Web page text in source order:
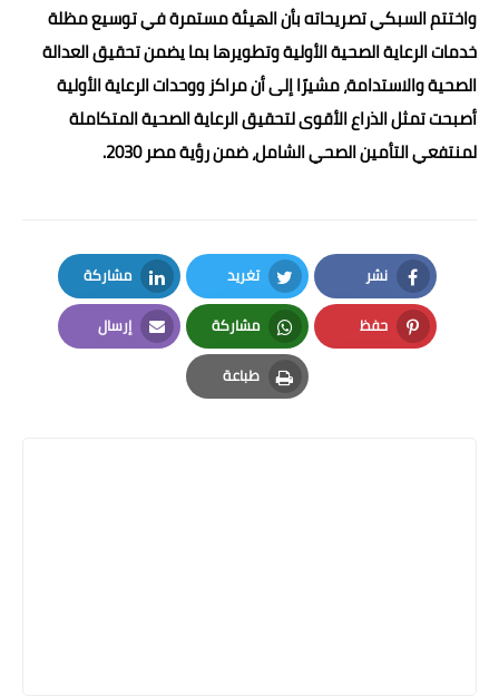
واختتم السبكي تصريحاته بأن الهيئة مستمرة في توسيع مظلة
خدمات الرعاية الصحية الأولية وتطويرها بما يضمن تحقيق العدالة
الصحية والاستدامة، مشيرًا إلى أن مراكز ووحدات الرعاية الأولية
أصبحت تمثل الذراع الأقوى لتحقيق الرعاية الصحية المتكاملة
لمنتفعي التأمين الصحي الشامل، ضمن رؤية مصر 2030.
نشر
Facebook
تغريد
Twitter
مشاركة
LinkedIn
حفظ
Pinterest
مشاركة
Whatsapp
إرسال
Email
طباعة
Print